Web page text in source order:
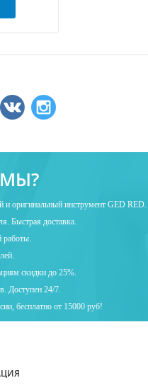
оригинальный инструмент GED RED.
Быстрая доставка.
работы.
скидки до 25%.
Доступен 24/7.
бесплатно от 15000 руб!